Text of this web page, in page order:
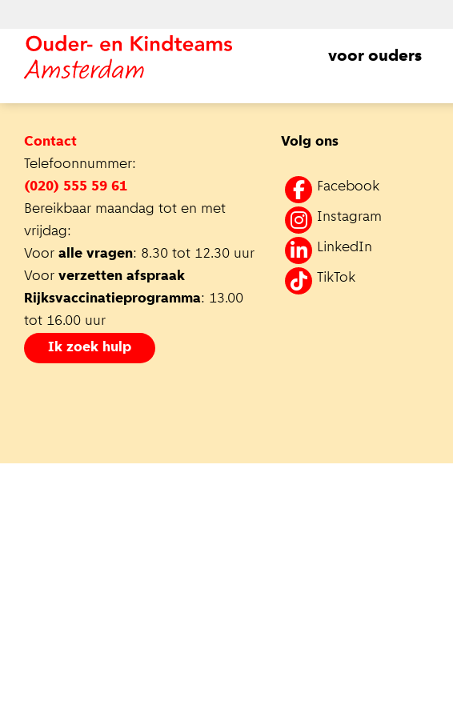
voor ouders
Contact
Telefoonnummer:
(020) 555 59 61
Bereikbaar maandag tot en met
vrijdag:
Voor alle vragen: 8.30 tot 12.30 uur
Voor verzetten afspraak
Rijksvaccinatieprogramma: 13.00
tot 16.00 uur
Ik zoek hulp
Volg ons
Facebook
Instagram
LinkedIn
TikTok